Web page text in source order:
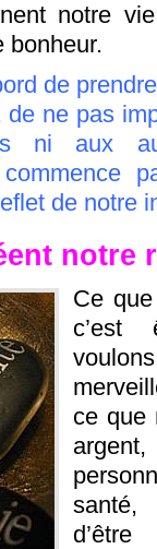
notre
bonheur.
de
ne pas
ni aux
de notre
notre
Ce
c’est
ce que